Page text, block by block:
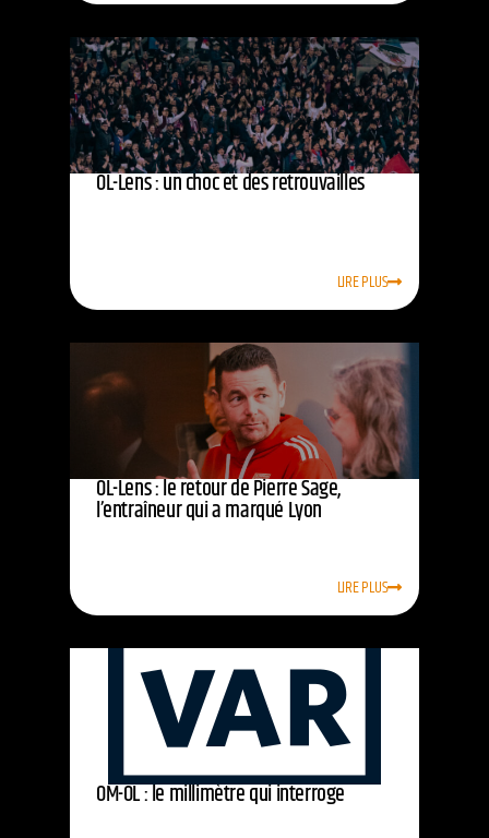
OL-Lens : un choc et des retrouvailles
LIRE PLUS
OL-Lens : le retour de Pierre Sage,
l’entraîneur qui a marqué Lyon
LIRE PLUS
OM-OL : le millimètre qui interroge